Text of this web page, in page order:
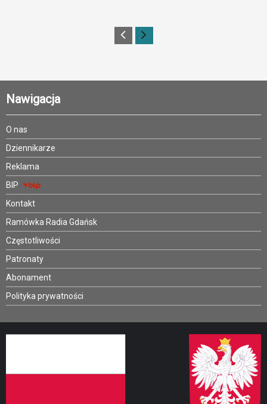
Nawigacja
O nas
Dziennikarze
Reklama
BIP
Kontakt
Ramówka Radia Gdańsk
Częstotliwości
Patronaty
Abonament
Polityka prywatności